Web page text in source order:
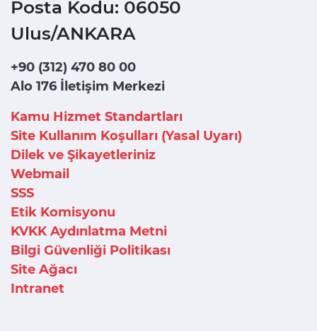
Posta Kodu: 06050
Ulus/ANKARA
+90 (312) 470 80 00
Alo 176 İletişim Merkezi
Kamu Hizmet Standartları
Site Kullanım Koşulları (Yasal Uyarı)
Dilek ve Şikayetleriniz
Webmail
SSS
Etik Komisyonu
KVKK Aydınlatma Metni
Bilgi Güvenliği Politikası
Site Ağacı
Intranet